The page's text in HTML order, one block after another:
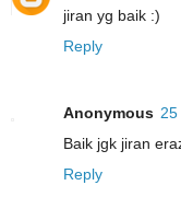
jiran yg baik :)
Reply
Anonymous 25
Baik jgk jiran
Reply